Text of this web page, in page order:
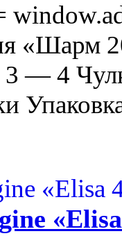
«Шарм
3 — 4